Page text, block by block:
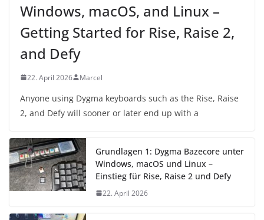
Windows, macOS, and Linux –
Getting Started for Rise, Raise 2,
and Defy
22. April 2026 Marcel
Anyone using Dygma keyboards such as the Rise, Raise
2, and Defy will sooner or later end up with a
Grundlagen 1: Dygma Bazecore unter
Windows, macOS und Linux –
Einstieg für Rise, Raise 2 und Defy
22. April 2026